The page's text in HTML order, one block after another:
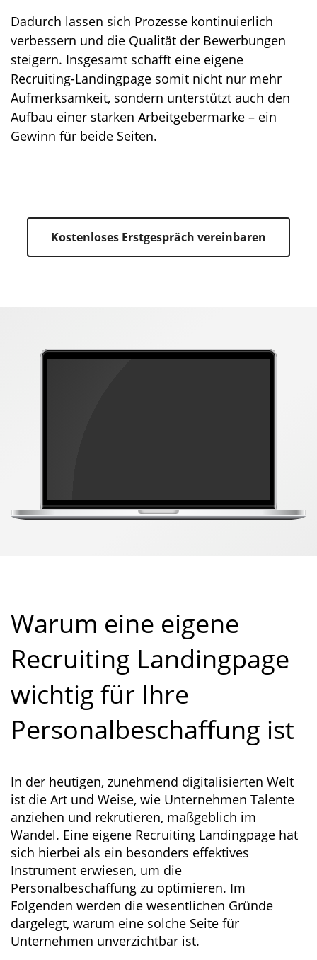
Dadurch lassen sich Prozesse kontinuierlich
verbessern und die Qualität der Bewerbungen
steigern. Insgesamt schafft eine eigene
Recruiting-Landingpage somit nicht nur mehr
Aufmerksamkeit, sondern unterstützt auch den
Aufbau einer starken Arbeitgebermarke – ein
Gewinn für beide Seiten.
Kostenloses Erstgespräch vereinbaren
Warum eine eigene
Recruiting Landingpage
wichtig für Ihre
Personalbeschaffung ist
In der heutigen, zunehmend digitalisierten Welt
ist die Art und Weise, wie Unternehmen Talente
anziehen und rekrutieren, maßgeblich im
Wandel. Eine eigene Recruiting Landingpage hat
sich hierbei als ein besonders effektives
Instrument erwiesen, um die
Personalbeschaffung zu optimieren. Im
Folgenden werden die wesentlichen Gründe
dargelegt, warum eine solche Seite für
Unternehmen unverzichtbar ist.